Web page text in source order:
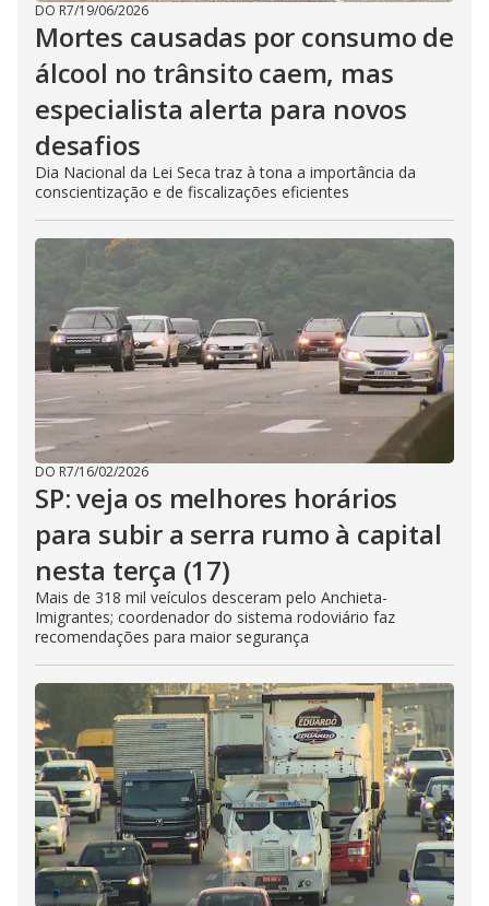
DO R7/19/06/2026
Mortes causadas por consumo de
álcool no trânsito caem, mas
especialista alerta para novos
desafios
Dia Nacional da Lei Seca traz à tona a importância da
conscientização e de fiscalizações eficientes
DO R7/16/02/2026
SP: veja os melhores horários
para subir a serra rumo à capital
nesta terça (17)
Mais de 318 mil veículos desceram pelo Anchieta-
Imigrantes; coordenador do sistema rodoviário faz
recomendações para maior segurança